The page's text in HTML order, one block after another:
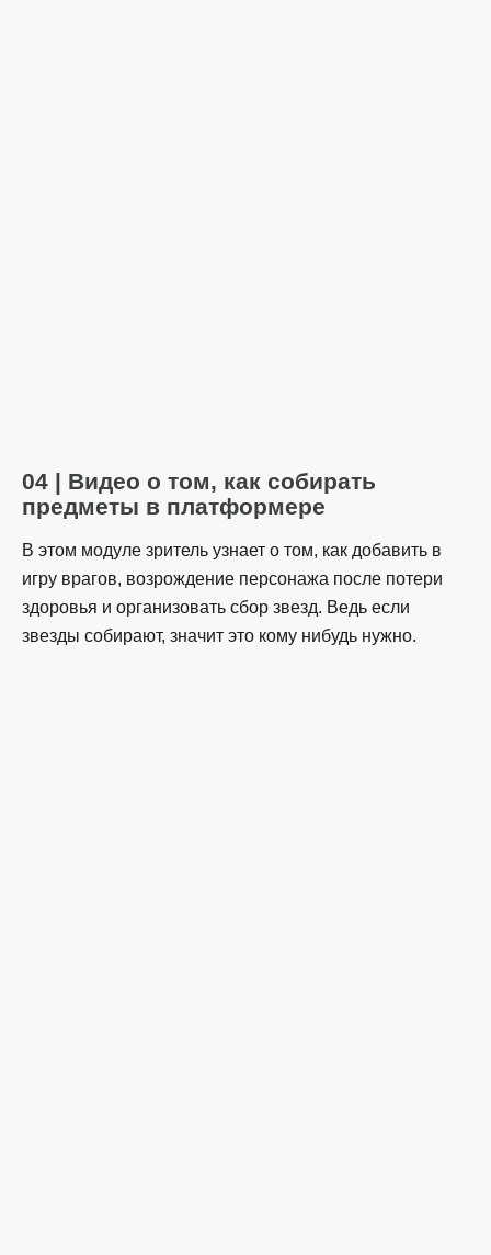
04 | Видео о том, как собирать
предметы в платформере
В этом модуле зритель узнает о том, как добавить в
игру врагов, возрождение персонажа после потери
здоровья и организовать сбор звезд. Ведь если
звезды собирают, значит это кому нибудь нужно.